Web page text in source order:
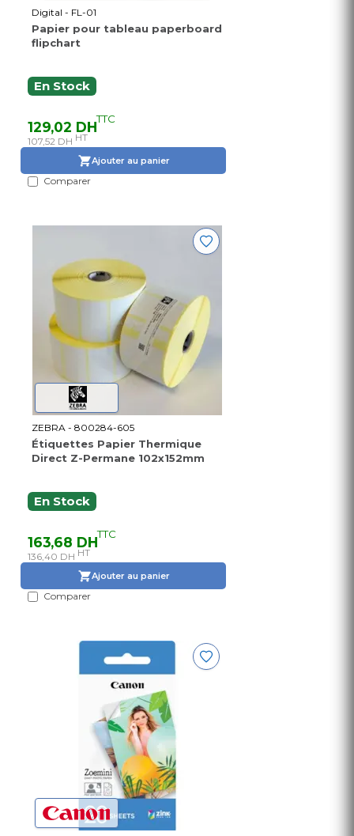
Digital - FL-01
Papier pour tableau paperboard
flipchart
En Stock
129,02 DHTTC
107,52 DH HT
Ajouter au panier
Comparer
ZEBRA - 800284-605
Étiquettes Papier Thermique
Direct Z-Permane 102x152mm
En Stock
163,68 DHTTC
136,40 DH HT
Ajouter au panier
Comparer